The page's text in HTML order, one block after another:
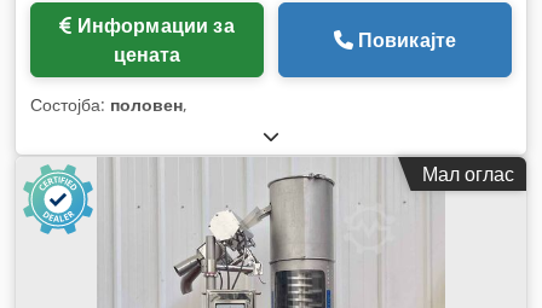
цената
Повикајте
Состојба: половен,
Мал оглас